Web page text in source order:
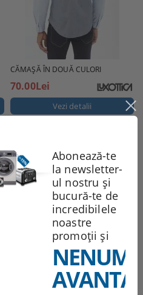
CĂMAȘĂ ÎN DOUĂ CULORI
70.00Lei
Vezi detalii
HARRY POTTER ȘI PRINȚUL
Abonează-te
la newsletter-
ul nostru și
bucură-te de
incredibilele
noastre
promoții și